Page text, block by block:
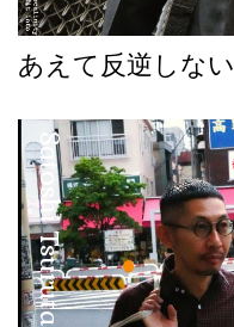
あえて反逆しない
Satoshi Tsuruta